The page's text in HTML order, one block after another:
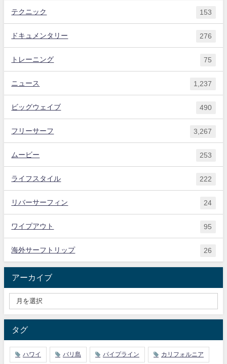
テクニック 153
ドキュメンタリー 276
トレーニング 75
ニュース 1,237
ビッグウェイブ 490
フリーサーフ 3,267
ムービー 253
ライフスタイル 222
リバーサーフィン 24
ワイプアウト 95
海外サーフトリップ 26
アーカイブ
タグ
ハワイ バリ島 パイプライン カリフォルニア